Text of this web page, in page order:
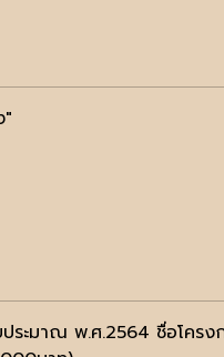
ระมาณ พ.ศ.2564 ชื่อโครง